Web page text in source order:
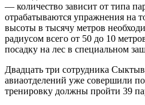
— количество зависит от типа
отрабатываются упражнения на
высоты в тысячу метров
радиусом всего от 50 до 10
посадку на лес в специальном
Двадцать три сотрудника
авиаотделений уже совершили
тренировку должны пройти 39